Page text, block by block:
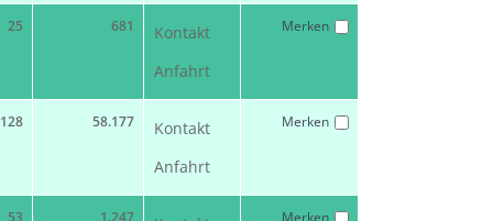
25 681
Kontakt
Anfahrt
Merken
128 58.177
Kontakt
Anfahrt
Merken
53 1.247 Merken